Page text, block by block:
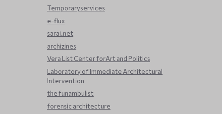
Temporaryservices
e-flux
sarai.net
archizines
Vera List Center forArt and Politics
Laboratory of Immediate Architectural
Intervention
the funambulist
forensic architecture